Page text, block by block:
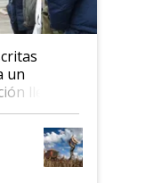
un
llegó
se
IPCVA